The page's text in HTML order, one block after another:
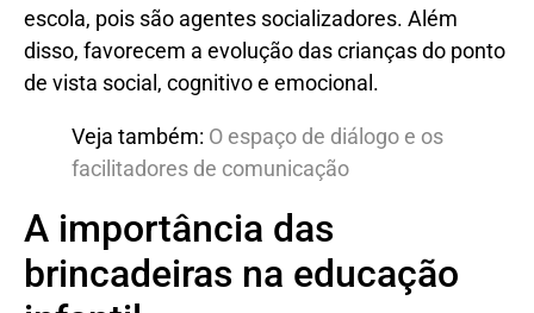
escola, pois são agentes socializadores. Além
disso, favorecem a evolução das crianças do ponto
de vista social, cognitivo e emocional.
Veja também: O espaço de diálogo e os
facilitadores de comunicação
A importância das
brincadeiras na educação